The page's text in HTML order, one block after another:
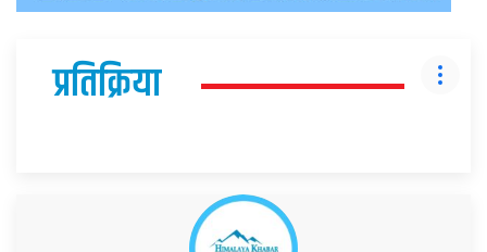
प्रतिक्रिया